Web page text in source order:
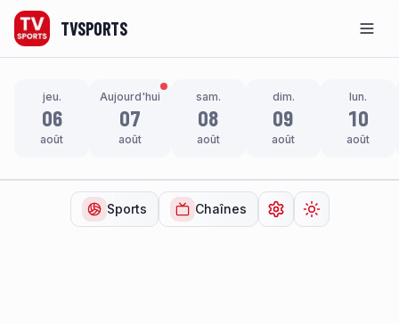
TVSPORTS
jeu.
06
août
Aujourd'hui
07
août
sam.
08
août
dim.
09
août
lun.
10
août
Sports Chaînes Ouvrir lesChanger de